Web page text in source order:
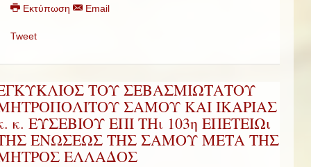
Εκτύπωση Email
Tweet
ΤΟΥ ΣΕΒΑΣΜΙΩΤΑΤΟΥ
ΣΑΜΟΥ ΚΑΙ ΙΚΑΡΙΑΣ
κ. ΕΥΣΕΒΙΟΥ ΕΠΙ ΤΗι 103η ΕΠΕΤΕΙΩι
ΕΝΩΣΕΩΣ ΤΗΣ ΣΑΜΟΥ ΜΕΤΑ ΤΗΣ
ΕΛΛΑΔΟΣ